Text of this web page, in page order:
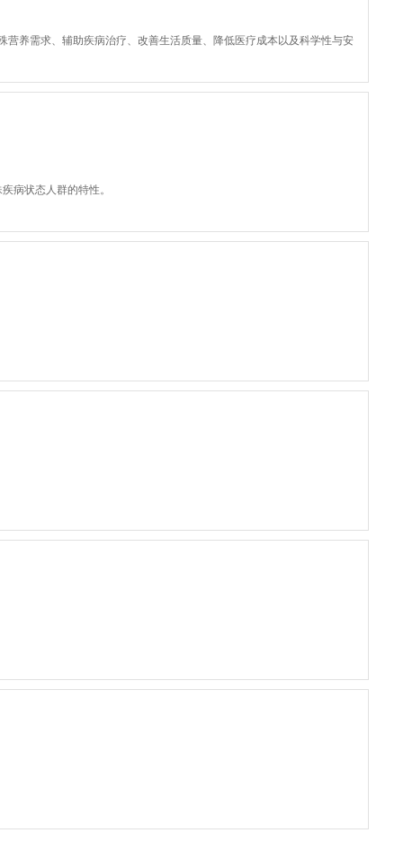
养需求、辅助疾病治疗、改善生活质量、降低医疗成本以及科学性与安
病状态人群的特性。